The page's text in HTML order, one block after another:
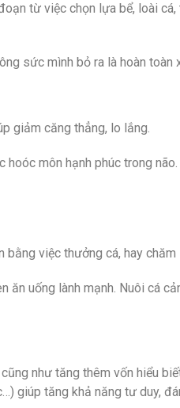
từ việc chọn lựa bể, loài
sức mình bỏ ra là hoàn toàn
giảm căng thẳng, lo lắng.
môn hạnh phúc trong
việc thưởng cá, hay chăm
ăn uống lành mạnh. Nuôi cá
như tăng thêm vốn hiểu
giúp tăng khả năng tư duy,